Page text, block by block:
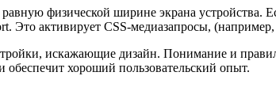
физической ширине экрана устройства.
. Это активирует CSS-медиазапросы, (например,
искажающие дизайн. Понимание и
обеспечит хороший пользовательский опыт.